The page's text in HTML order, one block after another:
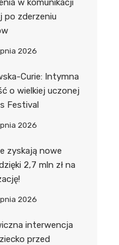
w komunikacji
po zderzeniu
2026
Curie: Intymna
o wielkiej uczonej
Festival
2026
zyskają nowe
2,7 mln zł na
2026
interwencja
przed